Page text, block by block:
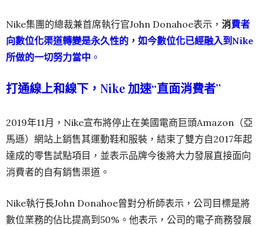
Nike集團的總裁兼首席執行官John Donahoe表示， 消費者
向數位化渠道轉變是永久性的，如今數位化已經融入到Nike
所做的一切努力當中 。
打通線上和線下，Nike 加速“直面消費者”
2019年11月，Nike宣布將停止在美國電商巨頭Amazon（亞
馬遜）網站上銷售其運動鞋和服裝，結束了雙方自2017年起
達成的零售試點項目，並表示品牌今後將大力發展直接面向
消費者的自有銷售渠道。
Nike執行長John Donahoe曾對分析師表示，公司目標是將
數位業務的佔比提高到50%。他表示，公司的電子商務發展